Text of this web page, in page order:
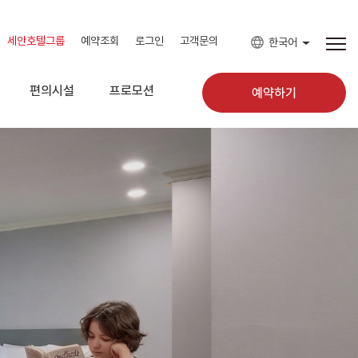
세안호텔그룹 예약조회 로그인 고객문의 한국어
편의시설 프로모션 예약하기